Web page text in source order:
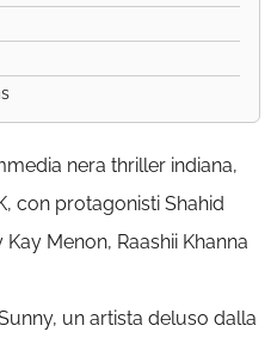
nera thriller indiana,
con protagonisti Shahid
Menon, Raashii Khanna
un artista deluso dalla